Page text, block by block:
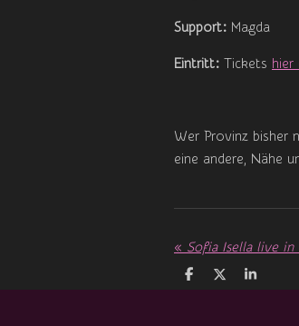
Support: Magda
Eintritt: Tickets hier
Wer Provinz bisher
eine andere, Nähe
« Sofia Isella live in
T
T
T